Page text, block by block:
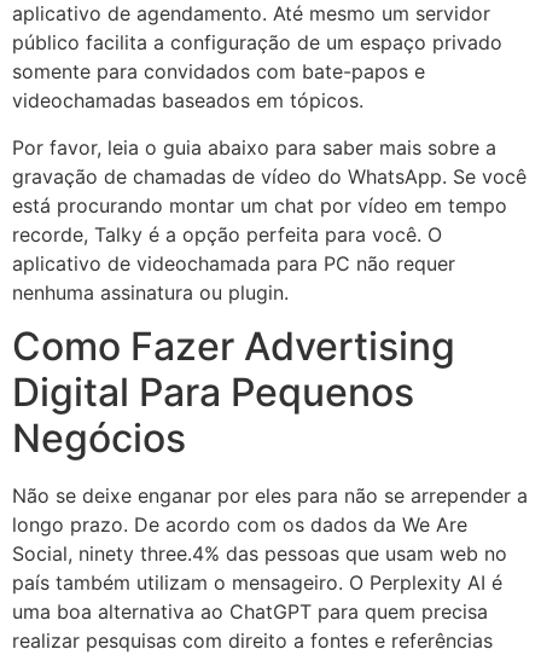
aplicativo de agendamento. Até mesmo um servidor
público facilita a configuração de um espaço privado
somente para convidados com bate-papos e
videochamadas baseados em tópicos.
Por favor, leia o guia abaixo para saber mais sobre a
gravação de chamadas de vídeo do WhatsApp. Se você
está procurando montar um chat por vídeo em tempo
recorde, Talky é a opção perfeita para você. O
aplicativo de videochamada para PC não requer
nenhuma assinatura ou plugin.
Como Fazer Advertising
Digital Para Pequenos
Negócios
Não se deixe enganar por eles para não se arrepender a
longo prazo. De acordo com os dados da We Are
Social, ninety three.4% das pessoas que usam web no
país também utilizam o mensageiro. O Perplexity AI é
uma boa alternativa ao ChatGPT para quem precisa
realizar pesquisas com direito a fontes e referências